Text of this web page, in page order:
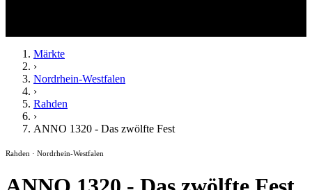
Märkte
›
Nordrhein-Westfalen
›
Rahden
›
ANNO 1320 - Das zwölfte Fest
Rahden · Nordrhein-Westfalen